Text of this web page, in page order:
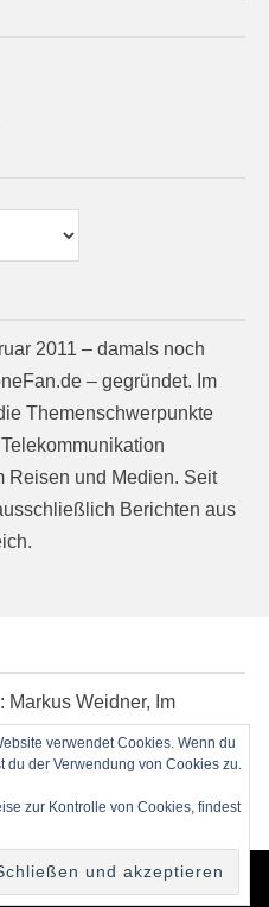
2011 – damals noch
– gegründet. Im
Themenschwerpunkte
Reisen und Medien. Seit
Berichten aus
Markus Weidner, Im
E-Mail:
Michel
Catch Themes
verwendet Cookies. Wenn du
du der Verwendung von Cookies zu.
zur Kontrolle von Cookies, findest